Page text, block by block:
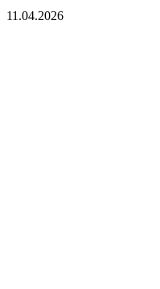
11.04.2026